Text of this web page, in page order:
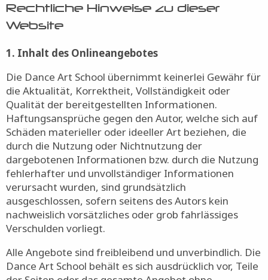
Rechtliche Hinweise zu dieser
Website
1. Inhalt des Onlineangebotes
Die Dance Art School übernimmt keinerlei Gewähr für
die Aktualität, Korrektheit, Vollständigkeit oder
Qualität der bereitgestellten Informationen.
Haftungsansprüche gegen den Autor, welche sich auf
Schäden materieller oder ideeller Art beziehen, die
durch die Nutzung oder Nichtnutzung der
dargebotenen Informationen bzw. durch die Nutzung
fehlerhafter und unvollständiger Informationen
verursacht wurden, sind grundsätzlich
ausgeschlossen, sofern seitens des Autors kein
nachweislich vorsätzliches oder grob fahrlässiges
Verschulden vorliegt.
Alle Angebote sind freibleibend und unverbindlich. Die
Dance Art School behält es sich ausdrücklich vor, Teile